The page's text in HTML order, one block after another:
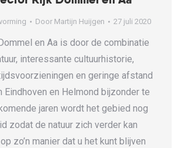
Door Martijn Huijgen 27 juli 2020
en Aa is door de combinatie
interessante cultuurhistorie,
en geringe afstand
Eindhoven en Helmond bijzonder te
jaren wordt het gebied nog
zodat de natuur zich verder kan
zo’n manier dat u het kunt blijven